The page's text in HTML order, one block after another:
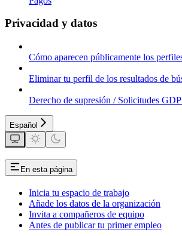
Privacidad y datos
Cómo aparecen públicamente los
Eliminar tu perfil de los resultados de
Derecho de supresión / Solicitudes
Español
En esta página
Inicia tu espacio de trabajo
Añade los datos de la organización
Invita a compañeros de equipo
Antes de publicar tu primer empleo